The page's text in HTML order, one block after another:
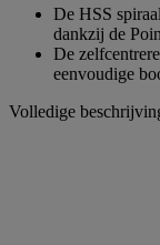
De HSS
dankzij de
De
eenvoudige
Volledige